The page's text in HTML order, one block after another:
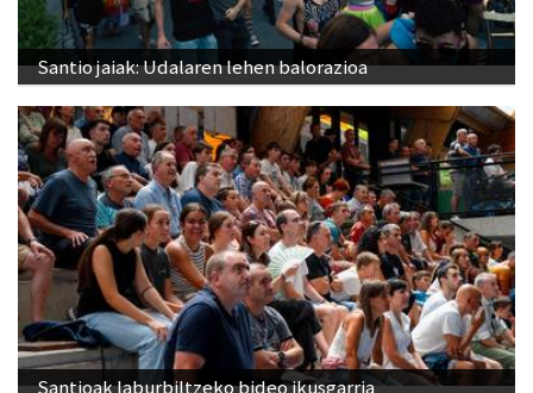
Santio jaiak: Udalaren lehen balorazioa
Santioak laburbiltzeko bideo ikusgarria